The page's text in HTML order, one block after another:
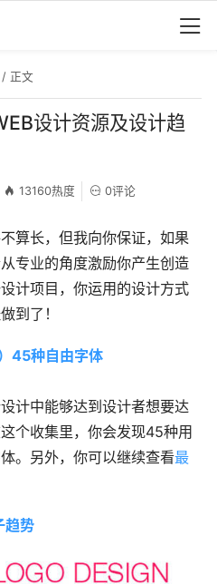
/ 正文
设计资源及设计趋
13160热度 0评论
算长，但我向你保证，如果
专业的角度激励你产生创造
计项目，你运用的设计方式
到了！
45种自由字体
计中能够达到设计者想要达
个收集里，你会发现45种用
。另外，你可以继续查看最
趋势